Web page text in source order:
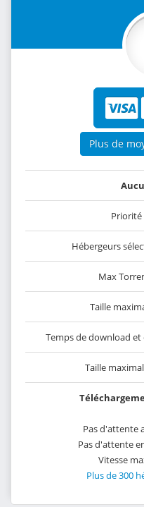
Plus de
Hébergeurs
Max
Taille
Temps de download
Taille
Pas d'attente
Pas d'attente
Vitesse
Plus de 300